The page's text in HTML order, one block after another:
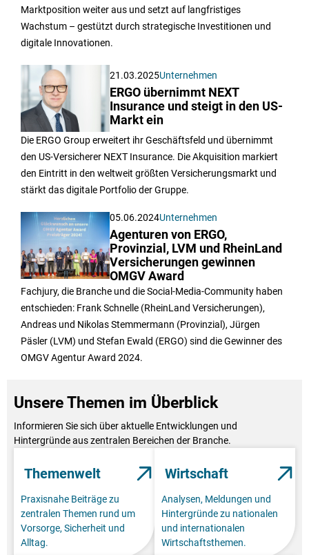
Marktposition weiter aus und setzt auf langfristiges
Wachstum – gestützt durch strategische Investitionen und
digitale Innovationen.
21.03.2025Unternehmen
ERGO übernimmt NEXT
Insurance und steigt in den US-
Markt ein
Die ERGO Group erweitert ihr Geschäftsfeld und übernimmt
den US-Versicherer NEXT Insurance. Die Akquisition markiert
den Eintritt in den weltweit größten Versicherungsmarkt und
stärkt das digitale Portfolio der Gruppe.
05.06.2024Unternehmen
Agenturen von ERGO,
Provinzial, LVM und RheinLand
Versicherungen gewinnen
OMGV Award
Fachjury, die Branche und die Social-Media-Community haben
entschieden: Frank Schnelle (RheinLand Versicherungen),
Andreas und Nikolas Stemmermann (Provinzial), Jürgen
Päsler (LVM) und Stefan Ewald (ERGO) sind die Gewinner des
OMGV Agentur Award 2024.
Unsere Themen im Überblick
Informieren Sie sich über aktuelle Entwicklungen und
Hintergründe aus zentralen Bereichen der Branche.
Themenwelt
Praxisnahe Beiträge zu
zentralen Themen rund um
Vorsorge, Sicherheit und
Alltag.
Wirtschaft
Analysen, Meldungen und
Hintergründe zu nationalen
und internationalen
Wirtschaftsthemen.